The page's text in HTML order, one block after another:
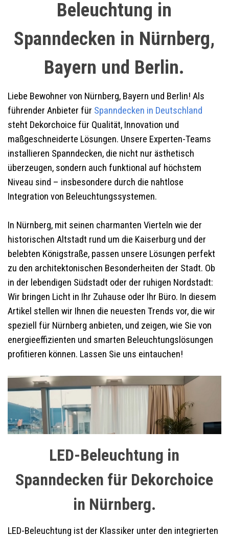
Beleuchtung in
Spanndecken in Nürnberg,
Bayern und Berlin.
Liebe Bewohner von Nürnberg, Bayern und Berlin! Als
führender Anbieter für Spanndecken in Deutschland
steht Dekorchoice für Qualität, Innovation und
maßgeschneiderte Lösungen. Unsere Experten-Teams
installieren Spanndecken, die nicht nur ästhetisch
überzeugen, sondern auch funktional auf höchstem
Niveau sind – insbesondere durch die nahtlose
Integration von Beleuchtungssystemen.
In Nürnberg, mit seinen charmanten Vierteln wie der
historischen Altstadt rund um die Kaiserburg und der
belebten Königstraße, passen unsere Lösungen perfekt
zu den architektonischen Besonderheiten der Stadt. Ob
in der lebendigen Südstadt oder der ruhigen Nordstadt:
Wir bringen Licht in Ihr Zuhause oder Ihr Büro. In diesem
Artikel stellen wir Ihnen die neuesten Trends vor, die wir
speziell für Nürnberg anbieten, und zeigen, wie Sie von
energieeffizienten und smarten Beleuchtungslösungen
profitieren können. Lassen Sie uns eintauchen!
LED-Beleuchtung in
Spanndecken für Dekorchoice
in Nürnberg.
LED-Beleuchtung ist der Klassiker unter den integrierten